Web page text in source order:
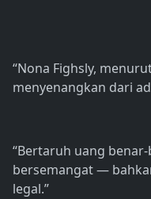
“Nona Fighsly,
menyenangkan dari
“Bertaruh uang
bersemangat —
legal.”